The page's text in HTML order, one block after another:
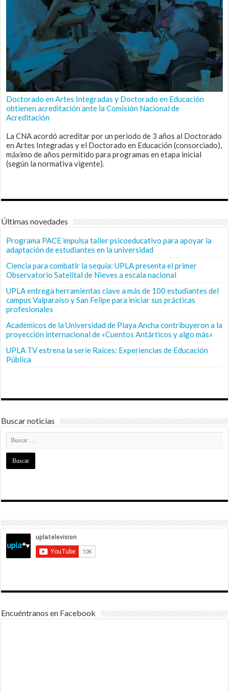
Doctorado en Artes Integradas y Doctorado en Educación
obtienen acreditación ante la Comisión Nacional de
Acreditación
La CNA acordó acreditar por un periodo de 3 años al Doctorado
en Artes Integradas y el Doctorado en Educación (consorciado),
máximo de años permitido para programas en etapa inicial
(según la normativa vigente).
Últimas novedades
Programa PACE impulsa taller psicoeducativo para apoyar la
adaptación de estudiantes en la universidad
Ciencia para combatir la sequía: UPLA presenta el primer
Observatorio Satelital de Nieves a escala nacional
UPLA entrega herramientas clave a más de 100 estudiantes del
campus Valparaíso y San Felipe para iniciar sus prácticas
profesionales
Académicos de la Universidad de Playa Ancha contribuyeron a la
proyección internacional de «Cuentos Antárticos y algo más»
UPLA TV estrena la serie Raíces: Experiencias de Educación
Pública
Buscar noticias
Encuéntranos en Facebook